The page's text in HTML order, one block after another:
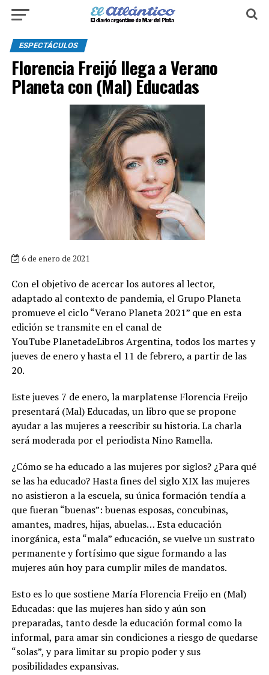
ESPECTÁCULOS
Florencia Freijó llega a Verano
Planeta con (Mal) Educadas
6 de enero de 2021
Con el objetivo de acercar los autores al lector,
adaptado al contexto de pandemia, el Grupo Planeta
promueve el ciclo “Verano Planeta 2021” que en esta
edición se transmite en el canal de
YouTube PlanetadeLibros Argentina, todos los martes y
jueves de enero y hasta el 11 de febrero, a partir de las
20.
Este jueves 7 de enero, la marplatense Florencia Freijo
presentará (Mal) Educadas, un libro que se propone
ayudar a las mujeres a reescribir su historia. La charla
será moderada por el periodista Nino Ramella.
¿Cómo se ha educado a las mujeres por siglos? ¿Para qué
se las ha educado? Hasta fines del siglo XIX las mujeres
no asistieron a la escuela, su única formación tendía a
que fueran “buenas”: buenas esposas, concubinas,
amantes, madres, hijas, abuelas… Esta educación
inorgánica, esta “mala” educación, se vuelve un sustrato
permanente y fortísimo que sigue formando a las
mujeres aún hoy para cumplir miles de mandatos.
Esto es lo que sostiene María Florencia Freijo en (Mal)
Educadas: que las mujeres han sido y aún son
preparadas, tanto desde la educación formal como la
informal, para amar sin condiciones a riesgo de quedarse
“solas”, y para limitar su propio poder y sus
posibilidades expansivas.